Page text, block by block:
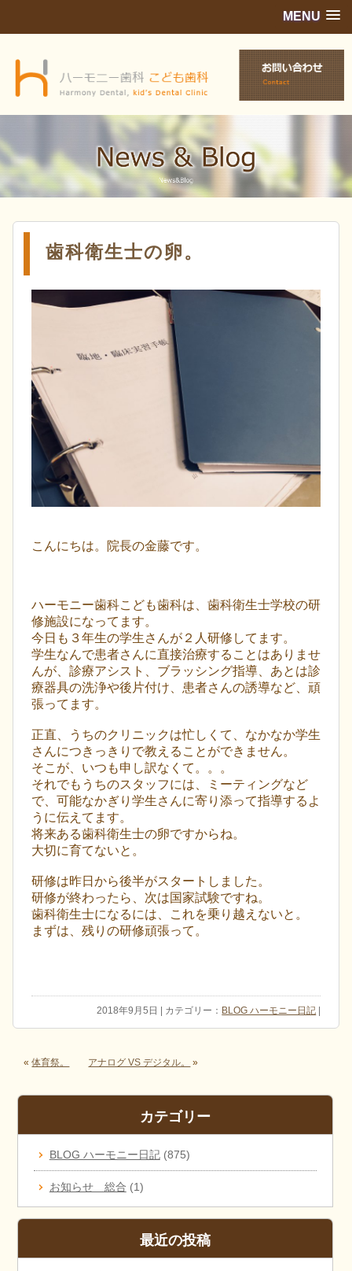
MENU
歯科衛生士の卵。
こんにちは。院長の金藤です。
ハーモニー歯科こども歯科は、歯科衛生士学校の研
修施設になってます。
今日も３年生の学生さんが２人研修してます。
学生なんで患者さんに直接治療することはありませ
んが、診療アシスト、ブラッシング指導、あとは診
療器具の洗浄や後片付け、患者さんの誘導など、頑
張ってます。
正直、うちのクリニックは忙しくて、なかなか学生
さんにつきっきりで教えることができません。
そこが、いつも申し訳なくて。。。
それでもうちのスタッフには、ミーティングなど
で、可能なかぎり学生さんに寄り添って指導するよ
うに伝えてます。
将来ある歯科衛生士の卵ですからね。
大切に育てないと。
研修は昨日から後半がスタートしました。
研修が終わったら、次は国家試験ですね。
歯科衛生士になるには、これを乗り越えないと。
まずは、残りの研修頑張って。
2018年9月5日 | カテゴリー： BLOG ハーモニー日記
«体育祭。 アナログ VS デジタル。 »
カテゴリー
BLOG ハーモニー日記(875)
お知らせ 総合 (1)
最近の投稿